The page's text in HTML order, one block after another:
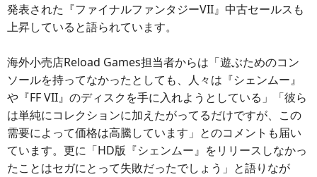
発表された『ファイナルファンタジーVII』中古セールスも
上昇していると語られています。
海外小売店Reload Games担当者からは「遊ぶためのコン
ソールを持ってなかったとしても、人々は『シェンムー』
や『FF VII』のディスクを手に入れようとしている」「彼ら
は単純にコレクションに加えたがってるだけですが、この
需要によって価格は高騰しています」とのコメントも届い
ています。更に「HD版『シェンムー』をリリースしなかっ
たことはセガにとって失敗だったでしょう」と語りなが